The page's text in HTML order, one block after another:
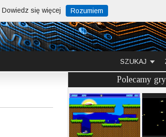
SZUKAJ
Polecamy gry
Dowiedz się więcej Rozumiem